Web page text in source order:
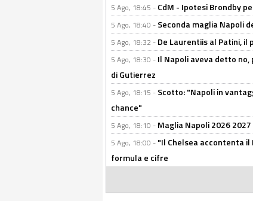
5 Ago, 18:45 - CdM - Ipotesi Brondby
5 Ago, 18:40 - Seconda maglia Napoli
5 Ago, 18:32 - De Laurentiis al Patini,
5 Ago, 18:30 - Il Napoli aveva detto
di Gutierrez
5 Ago, 18:15 - Scotto: "Napoli in
chance"
5 Ago, 18:10 - Maglia Napoli 2026
5 Ago, 18:00 - "Il Chelsea accontenta il
formula e cifre